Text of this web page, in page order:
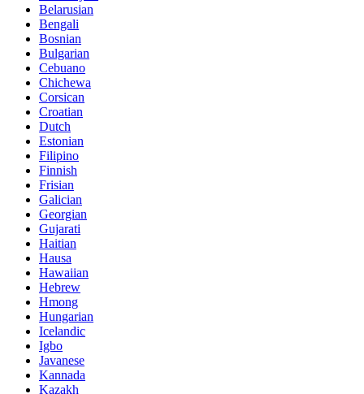
Belarusian
Bengali
Bosnian
Bulgarian
Cebuano
Chichewa
Corsican
Croatian
Dutch
Estonian
Filipino
Finnish
Frisian
Galician
Georgian
Gujarati
Haitian
Hausa
Hawaiian
Hebrew
Hmong
Hungarian
Icelandic
Igbo
Javanese
Kannada
Kazakh